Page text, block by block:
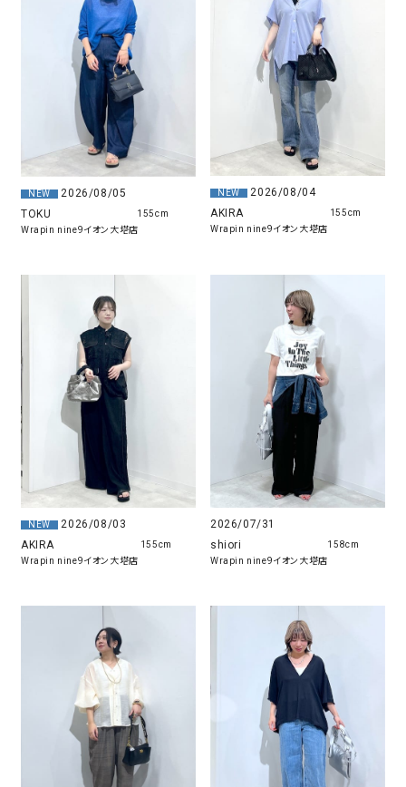
NEW
2026/08/05
TOKU
Wrapin nine9イオン大塔店
155cm
NEW
2026/08/04
AKIRA
Wrapin nine9イオン大塔店
155cm
NEW
2026/08/03
AKIRA
Wrapin nine9イオン大塔店
155cm
2026/07/31
shiori
Wrapin nine9イオン大塔店
158cm